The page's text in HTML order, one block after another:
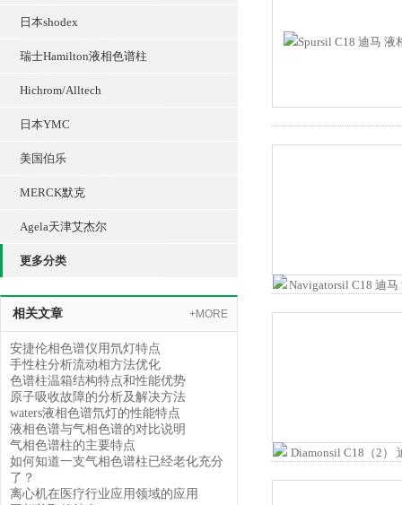
日本shodex
瑞士Hamilton液相色谱柱
Hichrom/Alltech
日本YMC
美国伯乐
MERCK默克
Agela天津艾杰尔
更多分类
相关文章 +MORE
安捷伦相色谱仪用氘灯特点
手性柱分析流动相方法优化
色谱柱温箱结构特点和性能优势
原子吸收故障的分析及解决方法
waters液相色谱氘灯的性能特点
液相色谱与气相色谱的对比说明
气相色谱柱的主要特点
如何知道一支气相色谱柱已经老化充分
了？
离心机在医疗行业应用领域的应用